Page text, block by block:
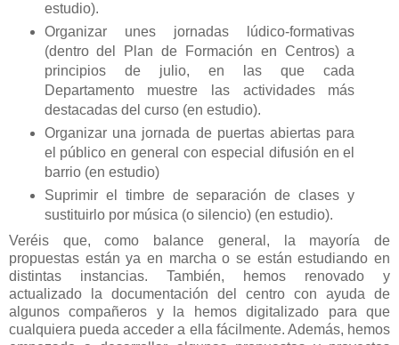
estudio).
Organizar unes jornadas lúdico-formativas
(dentro del Plan de Formación en Centros) a
principios de julio, en las que cada
Departamento muestre las actividades más
destacadas del curso (en estudio).
Organizar una jornada de puertas abiertas para
el público en general con especial difusión en el
barrio (en estudio)
Suprimir el timbre de separación de clases y
sustituirlo por música (o silencio) (en estudio).
Veréis que, como balance general, la mayoría de
propuestas están ya en marcha o se están estudiando en
distintas instancias. También, hemos renovado y
actualizado la documentación del centro con ayuda de
algunos compañeros y la hemos digitalizado para que
cualquiera pueda acceder a ella fácilmente. Además, hemos